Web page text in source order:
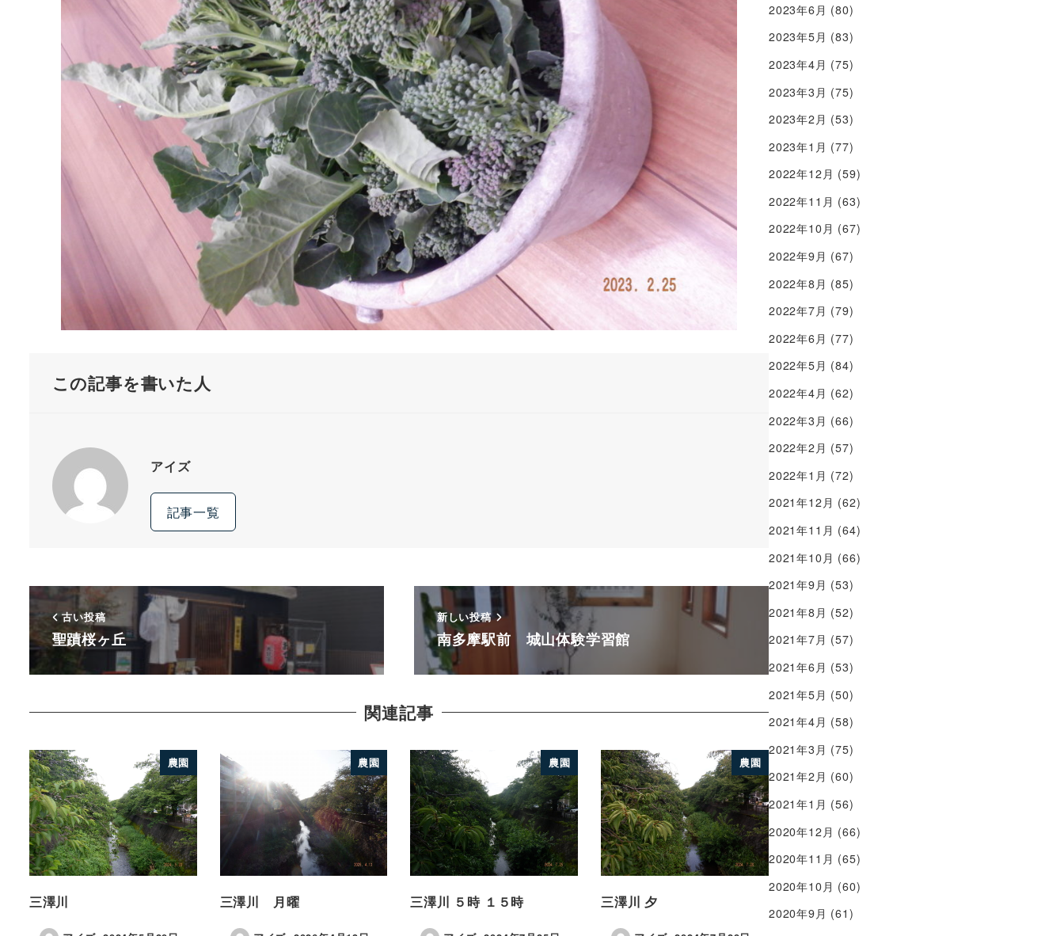
この記事を書いた人
アイズ
記事一覧
古い投稿
聖蹟桜ヶ丘
新しい投稿
南多摩駅前 城山体験学習館
関連記事
農園
三澤川
農園
三澤川 月曜
農園
三澤川 ５時 １５時
農園
三澤川 夕
2023年6月 (80)
2023年5月 (83)
2023年4月 (75)
2023年3月 (75)
2023年2月 (53)
2023年1月 (77)
2022年12月 (59)
2022年11月 (63)
2022年10月 (67)
2022年9月 (67)
2022年8月 (85)
2022年7月 (79)
2022年6月 (77)
2022年5月 (84)
2022年4月 (62)
2022年3月 (66)
2022年2月 (57)
2022年1月 (72)
2021年12月 (62)
2021年11月 (64)
2021年10月 (66)
2021年9月 (53)
2021年8月 (52)
2021年7月 (57)
2021年6月 (53)
2021年5月 (50)
2021年4月 (58)
2021年3月 (75)
2021年2月 (60)
2021年1月 (56)
2020年12月 (66)
2020年11月 (65)
2020年10月 (60)
2020年9月 (61)